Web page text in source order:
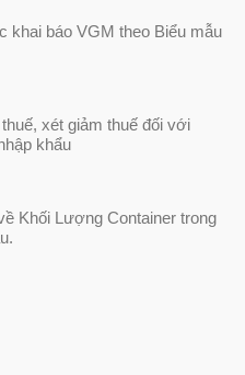
khai báo VGM theo Biểu mẫu
xét giảm thuế đối với
khẩu
Khối Lượng Container trong